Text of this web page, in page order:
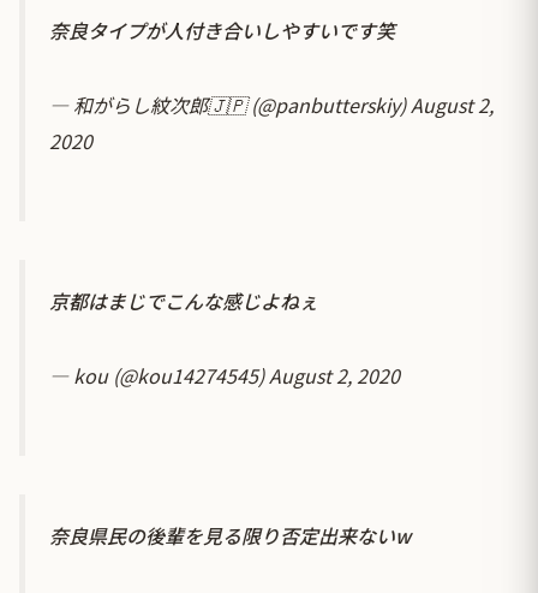
奈良タイプが人付き合いしやすいです笑
— 和がらし紋次郎🇯🇵 (@panbutterskiy)August 2,
2020
京都はまじでこんな感じよねぇ
— kou (@kou14274545)August 2, 2020
奈良県民の後輩を見る限り否定出来ないw